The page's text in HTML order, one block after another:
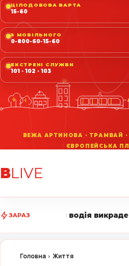
ЦІЛОДОБОВА ВАРТА
15-60
З МОБІЛЬНОГО
0-800-60-15-60
ЕКСТРЕНІ СЛУЖБИ
101 · 102 · 103
ВLIVE
ЗАРАЗ Audi •
Головна Життя